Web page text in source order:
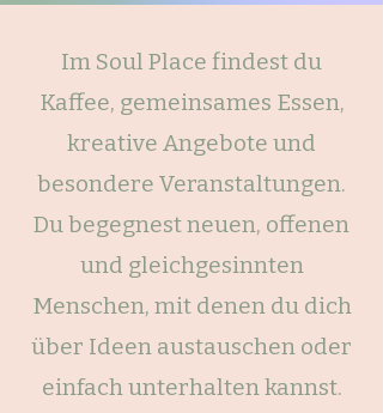
​Im Soul Place findest du
Kaffee, gemeinsames Essen,
kreative Angebote und
besondere Veranstaltungen.
Du begegnest neuen, offenen
und gleichgesinnten
Menschen, mit denen du dich
über Ideen austauschen oder
einfach unterhalten kannst.